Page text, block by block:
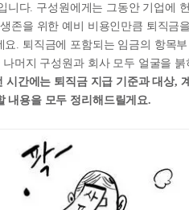
니다. 구성원에게는 그동안 기업에
존을 위한 예비 비용인만큼 퇴직금
. 퇴직금에 포함되는 임금의 항목부
머지 구성원과 회사 모두 얼굴을 붉
시간에는 퇴직금 지급 기준과 대상,
내용을 모두 정리해드릴게요.